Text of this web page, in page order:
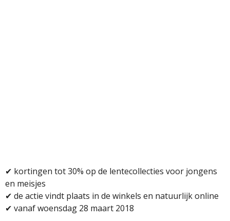
✔ kortingen tot 30% op de lentecollecties voor jongens
en meisjes
✔ de actie vindt plaats in de winkels en natuurlijk online
✔ vanaf woensdag 28 maart 2018